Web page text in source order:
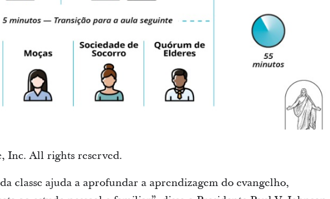
Inc. All rights reserved.
classe ajuda a aprofundar a aprendizagem do evangelho,